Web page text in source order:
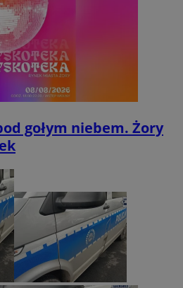
gołym niebem. Żory